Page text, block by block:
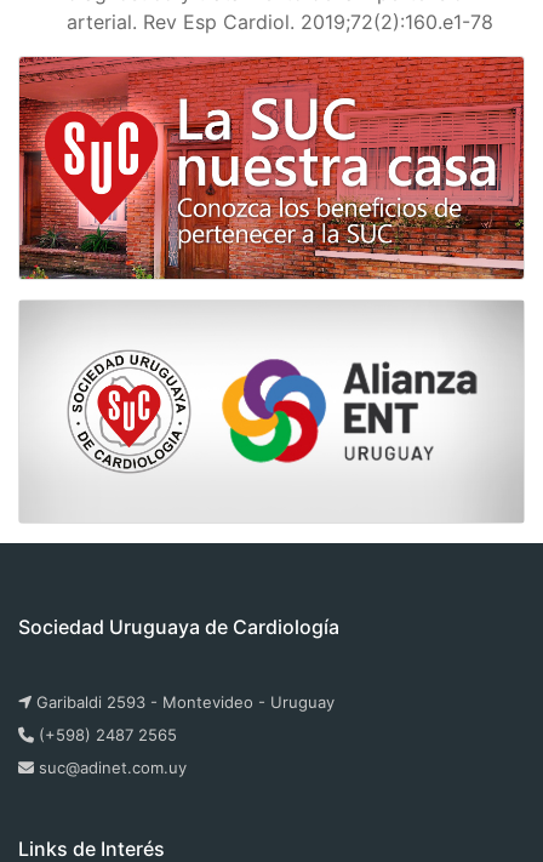
arterial. Rev Esp Cardiol. 2019;72(2):160.e1-78
Sociedad Uruguaya de Cardiología
Garibaldi 2593 - Montevideo - Uruguay
(+598) 2487 2565
suc@adinet.com.uy
Links de Interés